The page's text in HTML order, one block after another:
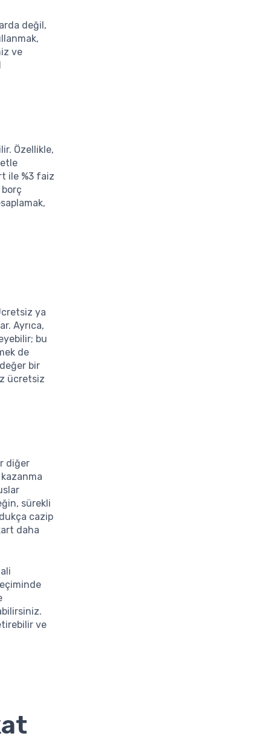
değil,
ve
Özellikle,
ile %3 faiz
ya
Ayrıca,
bu
de
bir
ücretsiz
diğer
sürekli
cazip
daha
ve